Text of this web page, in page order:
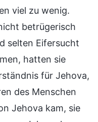
viel zu wenig.
betrügerisch
selten Eifersucht
hatten sie
für Jehova,
des Menschen
Jehova kam, sie